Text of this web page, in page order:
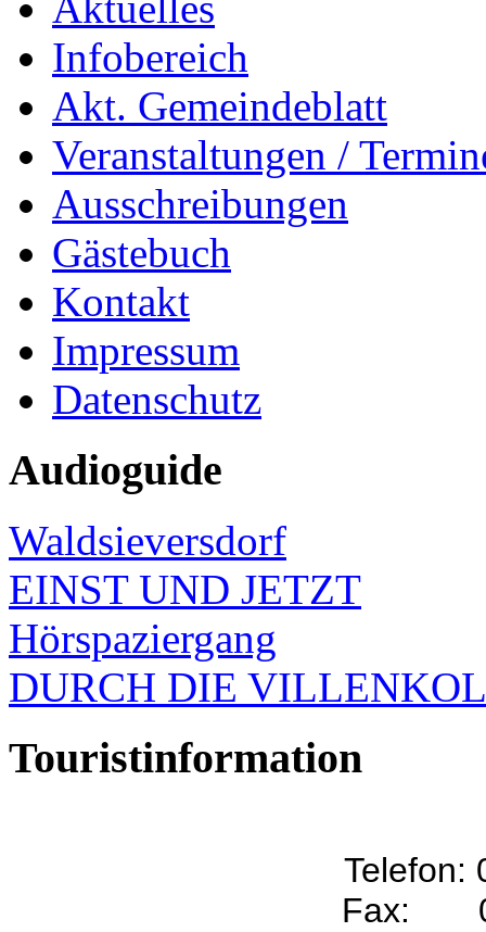
Infobereich
Akt. Gemeindeblatt
Veranstaltungen /
Ausschreibungen
Gästebuch
Kontakt
Impressum
Datenschutz
Audioguide
Waldsieversdorf
EINST UND JETZT
Hörspaziergang
DURCH DIE
Touristinformation
Telefon:
Fax: